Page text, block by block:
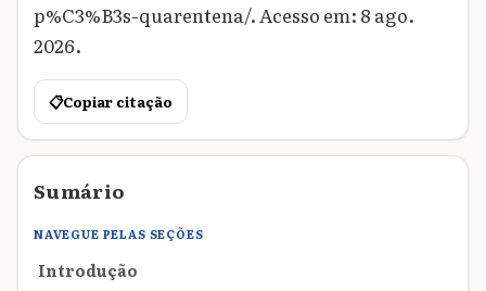
p%C3%B3s-quarentena/. Acesso em: 8 ago.
2026.
📋Copiar citação
Sumário
NAVEGUE PELAS SEÇÕES
Introdução